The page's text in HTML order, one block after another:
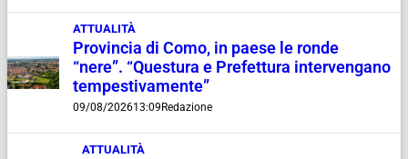
ATTUALITÀ
Provincia di Como, in paese le ronde
“nere”. “Questura e Prefettura intervengano
tempestivamente”
09/08/202613:09 Redazione
ATTUALITÀ